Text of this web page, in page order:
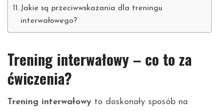
Jakie są przeciwwskazania dla treningu
interwałowego?
Trening interwałowy – co to za
ćwiczenia?
Trening interwałowy to doskonały sposób na